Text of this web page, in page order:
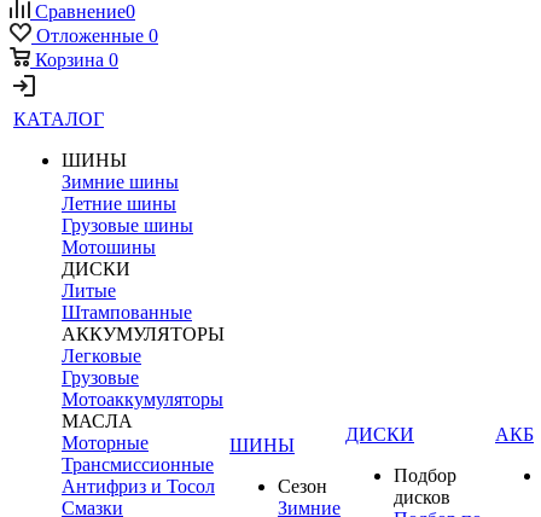
Сравнение0
Отложенные 0
Корзина 0
КАТАЛОГ
ШИНЫ
Зимние шины
Летние шины
Грузовые шины
Мотошины
ДИСКИ
Литые
Штампованные
АККУМУЛЯТОРЫ
Легковые
Грузовые
Мотоаккумуляторы
МАСЛА
Моторные
Трансмиссионные
Антифриз и Тосол
Смазки
ШИНЫ
Сезон
Зимние
ДИСКИ
Подбор
дисков
АКБ